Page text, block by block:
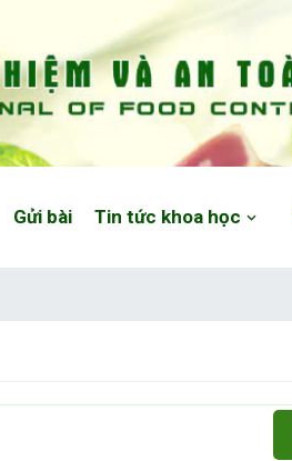
Gửi bài Tin tức khoa học